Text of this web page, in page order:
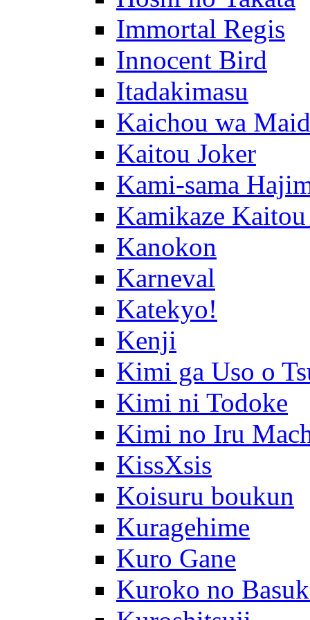
Immortal Regis
Innocent Bird
Itadakimasu
Kaichou wa
Kaitou Joker
Kami-sama
Kamikaze Kaitou
Kanokon
Karneval
Katekyo!
Kenji
Kimi ga Uso o
Kimi ni Todoke
Kimi no Iru
KissXsis
Koisuru boukun
Kuragehime
Kuro Gane
Kuroko no